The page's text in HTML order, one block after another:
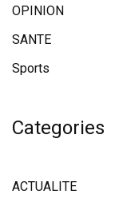
OPINION
SANTE
Sports
Categories
ACTUALITE